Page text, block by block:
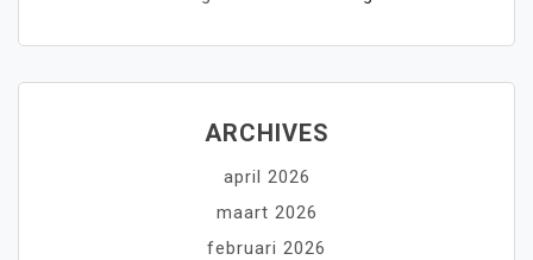
ARCHIVES
april 2026
maart 2026
februari 2026